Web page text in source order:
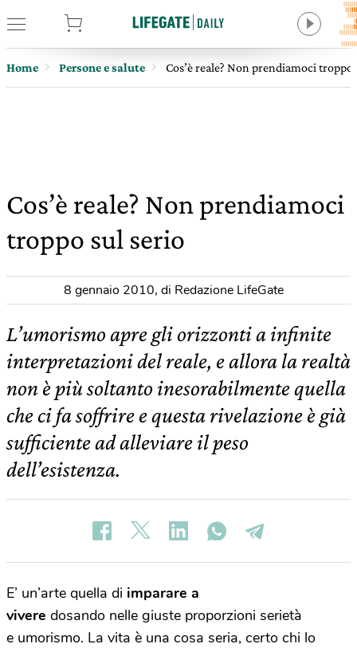
Home Persone e salute Cos’è reale? Non prendiamoci troppo
Cos’è reale? Non prendiamoci
troppo sul serio
8 gennaio 2010, di Redazione LifeGate
L’umorismo apre gli orizzonti a infinite
interpretazioni del reale, e allora la realtà
non è più soltanto inesorabilmente quella
che ci fa soffrire e questa rivelazione è già
sufficiente ad alleviare il peso
dell’esistenza.
E’ un’arte quella di imparare a
vivere dosando nelle giuste proporzioni serietà
e umorismo. La vita è una cosa seria, certo chi lo